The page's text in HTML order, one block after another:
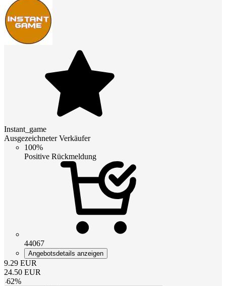
Instant_game
Ausgezeichneter Verkäufer
100%
Positive Rückmeldung
44067
Angebotsdetails anzeigen
9.29 EUR
24.50 EUR
-62%